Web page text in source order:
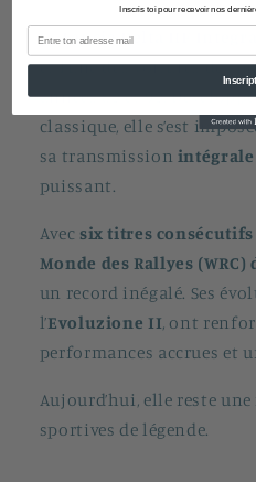
LaLancia Delta HF
et l’une des voitures de
années 80 et 90.
classique, elle s’est
sa transmission intégrale
puissant.
Avec six titres
Monde des Rallyes (WRC)
un record inégalé. Ses
l’Evoluzione II, ont
performances accrues et
Aujourd’hui, elle reste
sportives de légende.
Inscris toi pour recevoir nos
Email